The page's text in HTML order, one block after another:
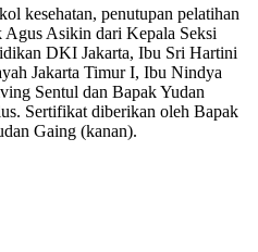
kesehatan, penutupan pelatihan
Asikin dari Kepala Seksi
DKI Jakarta, Ibu Sri Hartini
Jakarta Timur I, Ibu Nindya
Sentul dan Bapak Yudan
Sertifikat diberikan oleh Bapak
Gaing (kanan).